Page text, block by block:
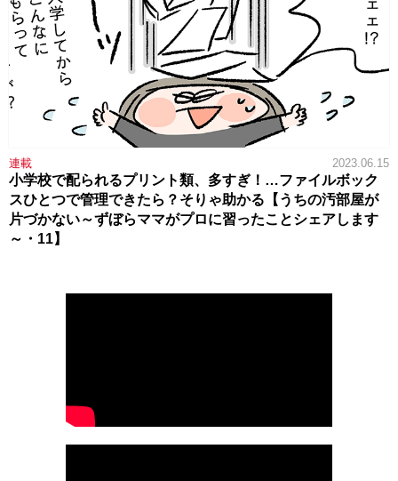
連載 2023.06.15
小学校で配られるプリント類、多すぎ！…ファイルボック
スひとつで管理できたら？そりゃ助かる【うちの汚部屋が
片づかない～ずぼらママがプロに習ったことシェアします
～・11】